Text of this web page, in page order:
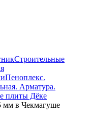
Строительные
Пеноплекс.
Арматура.
плиты Дёке
мм в Чекмагуше